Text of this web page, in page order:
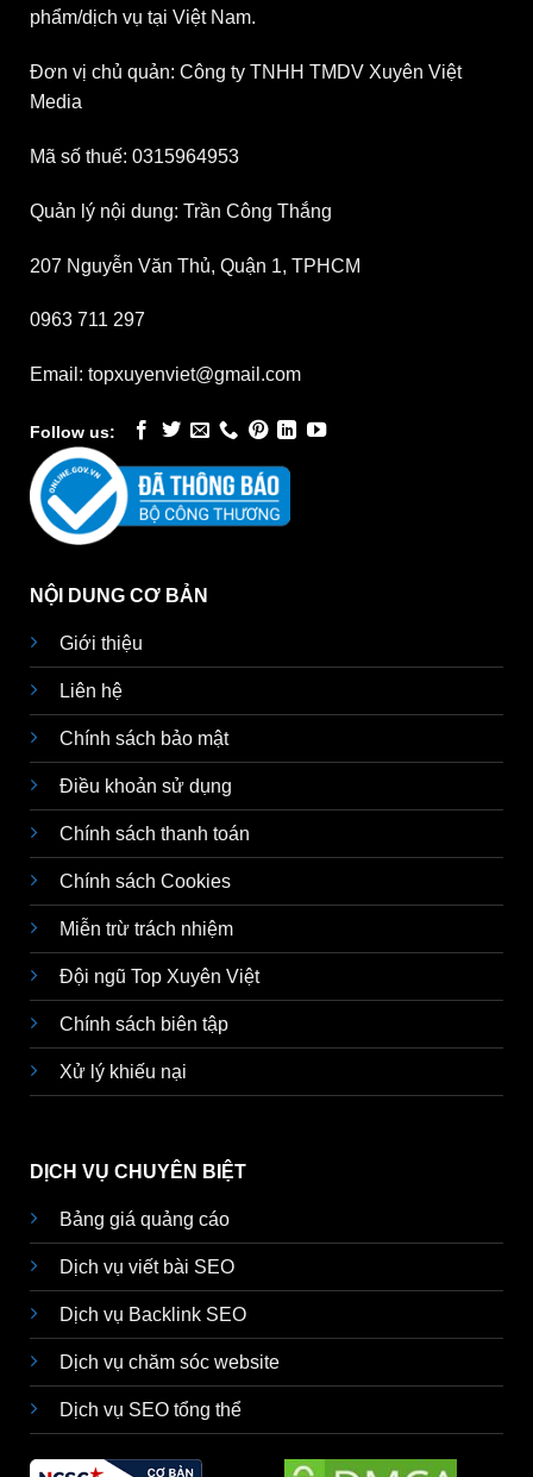
phẩm/dịch vụ tại Việt Nam.
Đơn vị chủ quản: Công ty TNHH TMDV Xuyên Việt
Media
Mã số thuế: 0315964953
Quản lý nội dung: Trần Công Thắng
207 Nguyễn Văn Thủ, Quận 1, TPHCM
0963 711 297
Email: topxuyenviet@gmail.com
Follow us:
NỘI DUNG CƠ BẢN
Giới thiệu
Liên hệ
Chính sách bảo mật
Điều khoản sử dụng
Chính sách thanh toán
Chính sách Cookies
Miễn trừ trách nhiệm
Đội ngũ Top Xuyên Việt
Chính sách biên tập
Xử lý khiếu nại
DỊCH VỤ CHUYÊN BIỆT
Bảng giá quảng cáo
Dịch vụ viết bài SEO
Dịch vụ Backlink SEO
Dịch vụ chăm sóc website
Dịch vụ SEO tổng thể